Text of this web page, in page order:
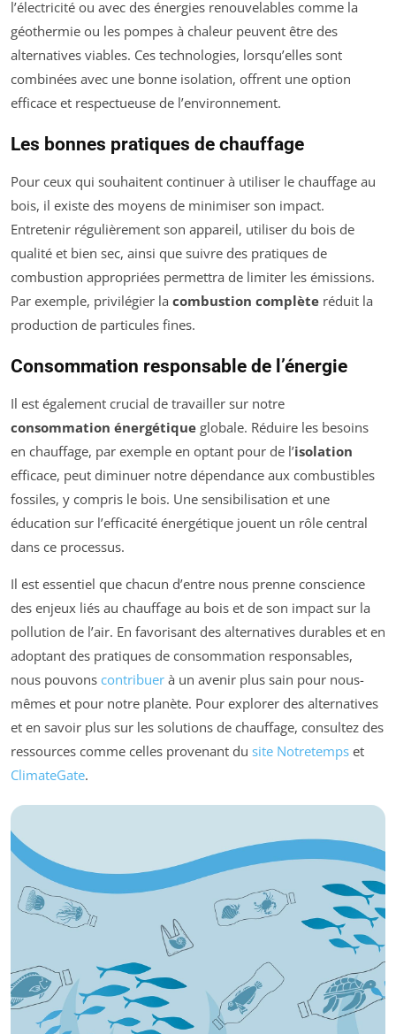
l’électricité ou avec des énergies renouvelables comme la
géothermie ou les pompes à chaleur peuvent être des
alternatives viables. Ces technologies, lorsqu’elles sont
combinées avec une bonne isolation, offrent une option
efficace et respectueuse de l’environnement.
Les bonnes pratiques de chauffage
Pour ceux qui souhaitent continuer à utiliser le chauffage au
bois, il existe des moyens de minimiser son impact.
Entretenir régulièrement son appareil, utiliser du bois de
qualité et bien sec, ainsi que suivre des pratiques de
combustion appropriées permettra de limiter les émissions.
Par exemple, privilégier la combustion complète réduit la
production de particules fines.
Consommation responsable de l’énergie
Il est également crucial de travailler sur notre
consommation énergétique globale. Réduire les besoins
en chauffage, par exemple en optant pour de l’isolation
efficace, peut diminuer notre dépendance aux combustibles
fossiles, y compris le bois. Une sensibilisation et une
éducation sur l’efficacité énergétique jouent un rôle central
dans ce processus.
Il est essentiel que chacun d’entre nous prenne conscience
des enjeux liés au chauffage au bois et de son impact sur la
pollution de l’air. En favorisant des alternatives durables et en
adoptant des pratiques de consommation responsables,
nous pouvons contribuer à un avenir plus sain pour nous-
mêmes et pour notre planète. Pour explorer des alternatives
et en savoir plus sur les solutions de chauffage, consultez des
ressources comme celles provenant du site Notretemps et
ClimateGate.